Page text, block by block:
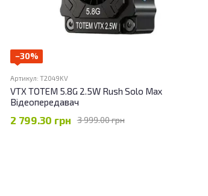
−30%
Артикул: T2049KV
VTX TOTEM 5.8G 2.5W Rush Solo Max
Відеопередавач
3 999.00 грн
2 799.30 грн